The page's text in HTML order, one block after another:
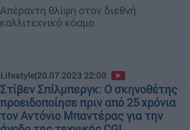
Απέραντη θλίψη στον διεθνή
καλλιτεχνικό κόσμο
Lifestyle|20.07.2023 22:00
Στίβεν Σπίλμπεργκ: Ο σκηνοθέτης
προειδοποίησε πριν από 25 χρόνια
τον Αντόνιο Μπαντέρας για την